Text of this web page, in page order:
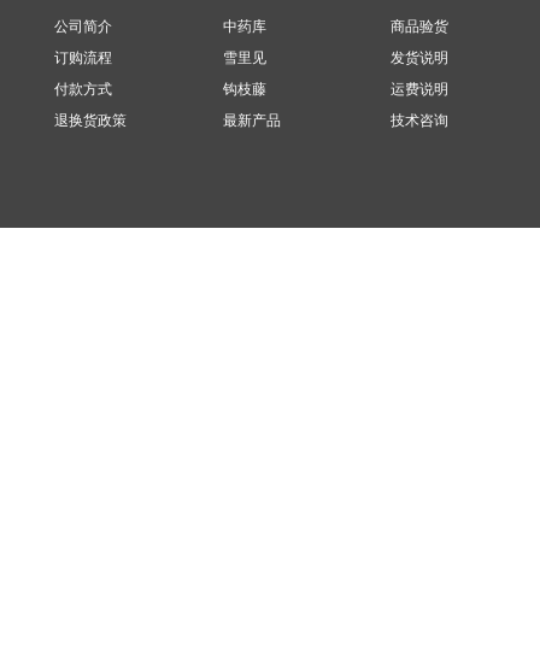
公司简介
订购流程
付款方式
退换货政策
中药库
雪里见
钩枝藤
最新产品
商品验货
发货说明
运费说明
技术咨询